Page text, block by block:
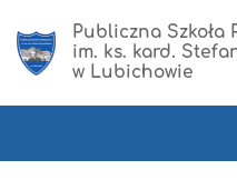
Publiczna Szkoła
im. ks. kard.
w Lubichowie